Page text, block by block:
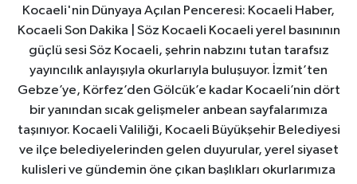
Kocaeli'nin Dünyaya Açılan Penceresi: Kocaeli Haber,
Kocaeli Son Dakika | Söz Kocaeli Kocaeli yerel basınının
güçlü sesi Söz Kocaeli, şehrin nabzını tutan tarafsız
yayıncılık anlayışıyla okurlarıyla buluşuyor. İzmit’ten
Gebze’ye, Körfez’den Gölcük’e kadar Kocaeli’nin dört
bir yanından sıcak gelişmeler anbean sayfalarımıza
taşınıyor. Kocaeli Valiliği, Kocaeli Büyükşehir Belediyesi
ve ilçe belediyelerinden gelen duyurular, yerel siyaset
kulisleri ve gündemin öne çıkan başlıkları okurlarımıza